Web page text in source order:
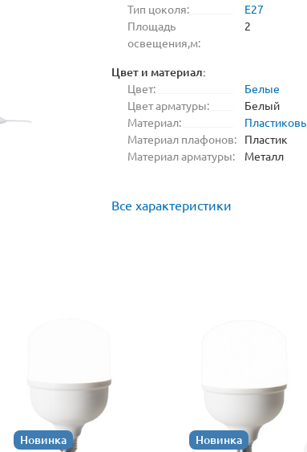
Тип цоколя:
E27
Площадь
освещения,м:
2
Цвет и материал:
Цвет:
Белые
Цвет арматуры:
Белый
Материал:
Материал плафонов:
Пластик
Материал арматуры:
Металл
Все характеристики
Новинка Новинка